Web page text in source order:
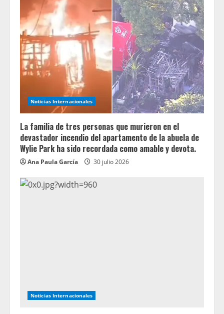
Noticias Internacionales
La familia de tres personas que murieron en el
devastador incendio del apartamento de la abuela de
Wylie Park ha sido recordada como amable y devota.
Ana Paula García 30 julio 2026
Noticias Internacionales